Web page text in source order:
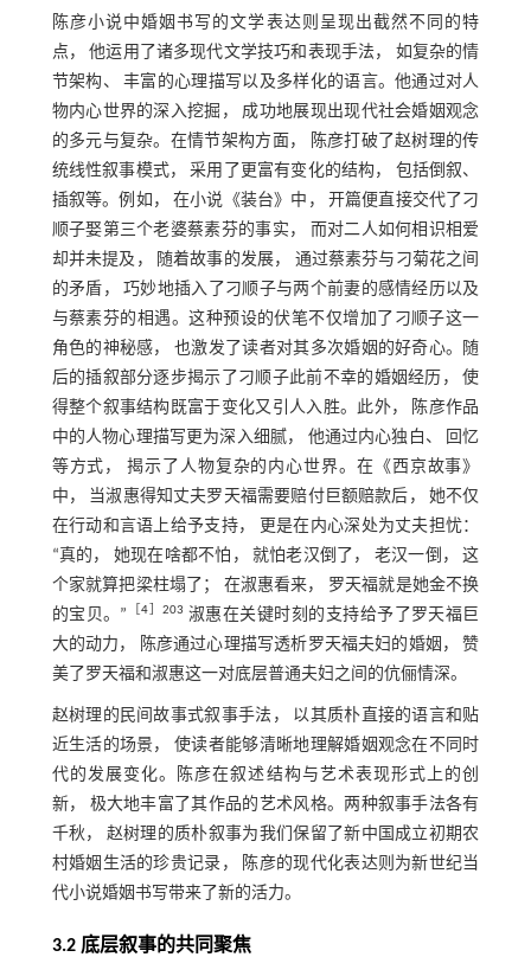
陈彦小说中婚姻书写的文学表达则呈现出截然不同的特
点， 他运用了诸多现代文学技巧和表现手法， 如复杂的情
节架构、 丰富的心理描写以及多样化的语言。他通过对人
物内心世界的深入挖掘， 成功地展现出现代社会婚姻观念
的多元与复杂。在情节架构方面， 陈彦打破了赵树理的传
统线性叙事模式， 采用了更富有变化的结构， 包括倒叙、
插叙等。例如， 在小说《装台》中， 开篇便直接交代了刁
顺子娶第三个老婆蔡素芬的事实， 而对二人如何相识相爱
却并未提及， 随着故事的发展， 通过蔡素芬与刁菊花之间
的矛盾， 巧妙地插入了刁顺子与两个前妻的感情经历以及
与蔡素芬的相遇。这种预设的伏笔不仅增加了刁顺子这一
角色的神秘感， 也激发了读者对其多次婚姻的好奇心。随
后的插叙部分逐步揭示了刁顺子此前不幸的婚姻经历， 使
得整个叙事结构既富于变化又引人入胜。此外， 陈彦作品
中的人物心理描写更为深入细腻， 他通过内心独白、 回忆
等方式， 揭示了人物复杂的内心世界。在《西京故事》
中， 当淑惠得知丈夫罗天福需要赔付巨额赔款后， 她不仅
在行动和言语上给予支持， 更是在内心深处为丈夫担忧：
“真的， 她现在啥都不怕， 就怕老汉倒了， 老汉一倒， 这
个家就算把梁柱塌了； 在淑惠看来， 罗天福就是她金不换
的宝贝。”
［4 ］203 淑惠在关键时刻的支持给予了罗天福巨
大的动力， 陈彦通过心理描写透析罗天福夫妇的婚姻， 赞
美了罗天福和淑惠这一对底层普通夫妇之间的伉俪情深。
赵树理的民间故事式叙事手法， 以其质朴直接的语言和贴
近生活的场景， 使读者能够清晰地理解婚姻观念在不同时
代的发展变化。陈彦在叙述结构与艺术表现形式上的创
新， 极大地丰富了其作品的艺术风格。两种叙事手法各有
千秋， 赵树理的质朴叙事为我们保留了新中国成立初期农
村婚姻生活的珍贵记录， 陈彦的现代化表达则为新世纪当
代小说婚姻书写带来了新的活力。
3.2 底层叙事的共同聚焦